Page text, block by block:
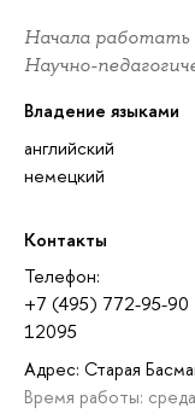
Начала
Научно-
Владение языками
английский
немецкий
Контакты
Телефон:
+7 (495) 772-95-90
12095
Адрес: Старая
Время работы: